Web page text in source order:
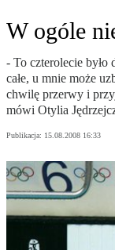
W ogóle
- To czterolecie było
całe, u mnie może
chwilę przerwy i
mówi Otylia
Publikacja: 15.08.2008 16:33